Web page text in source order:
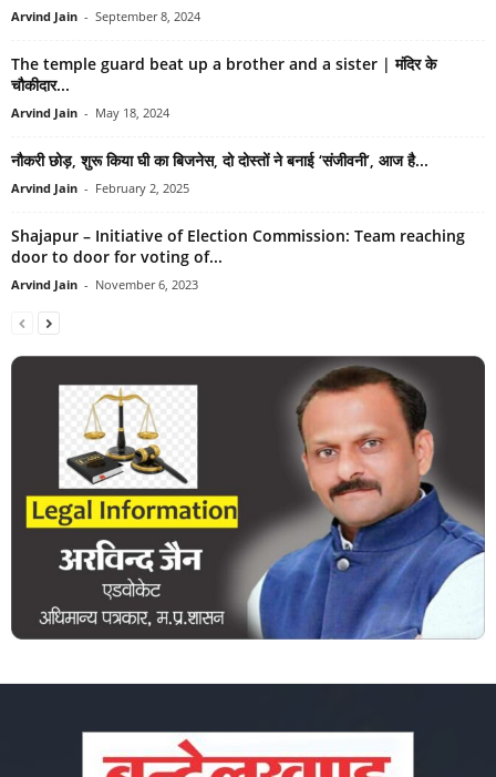
Arvind Jain - September 8, 2024
The temple guard beat up a brother and a sister | मंदिर के
चौकीदार...
Arvind Jain - May 18, 2024
नौकरी छोड़, शुरू किया घी का बिजनेस, दो दोस्तों ने बनाई ‘संजीवनी’, आज है...
Arvind Jain - February 2, 2025
Shajapur – Initiative of Election Commission: Team reaching
door to door for voting of...
Arvind Jain - November 6, 2023